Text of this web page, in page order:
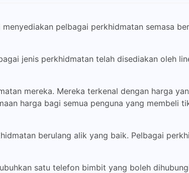
pelbagai perkhidmatan semasa
jenis perkhidmatan telah disediakan oleh
mereka. Mereka terkenal dengan harga
harga bagi semua penguna yang membeli
berulang alik yang baik. Pelbagai
satu telefon bimbit yang boleh